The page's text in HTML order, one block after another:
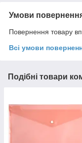
Умови
Повернення товару
Всі умови
Подібні товари